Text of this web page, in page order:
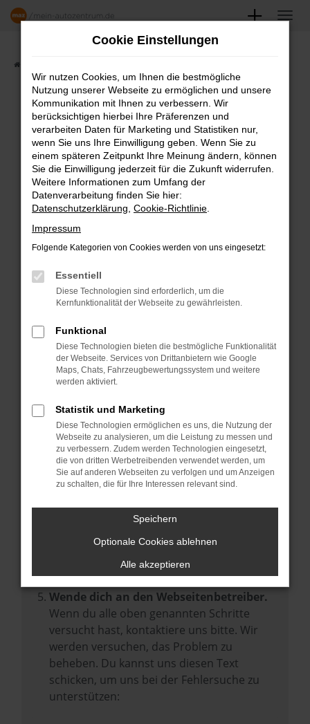
Zum
FAHRZEUGSHOWROOM
Fehler: Network Error
Beim Laden ist ein Fehler aufgetreten.
Hier sind ein paar Tipps, die dir helfen können:
Überprüfe deine Firewall und deine
Laden andere Webseiten, zum Beispiel
deine Suchmaschine?
Manche Erweiterungen, wie Werbeblocker,
können das Laden bestimmter Seiten
verhindern. Funktioniert die Seite in einem
anderen Browser oder in einem privaten
Starte dein Gerät neu.
Das kann manchmal helfen,
vorübergehende Probleme zu beheben.
Stelle sicher, dass dein Browser und dein
Betriebssystem auf dem neuesten Stand
sind.
Veraltete Software birgt nicht nur ein
Sicherheitsrisiko, sondern kann auch dazu
führen, dass bestimmte Funktionen nicht
mehr unterstützt werden.
Wende dich an den Webseitenbetreiber.
Wenn du alle oben genannten Schritte
versucht hast, kontaktiere uns bitte. Wir
werden versuchen, das Problem zu
beheben. Du kannst uns diesen Text
schicken, um uns bei der Fehlersuche zu
unterstützen:
Cookie Einstellungen
Wir nutzen Cookies, um Ihnen die bestmögliche
Nutzung unserer Webseite zu ermöglichen und unsere
Kommunikation mit Ihnen zu verbessern. Wir
berücksichtigen hierbei Ihre Präferenzen und
verarbeiten Daten für Marketing und Statistiken nur,
wenn Sie uns Ihre Einwilligung geben. Wenn Sie zu
einem späteren Zeitpunkt Ihre Meinung ändern, können
Sie die Einwilligung jederzeit für die Zukunft widerrufen.
Weitere Informationen zum Umfang der
Datenverarbeitung finden Sie hier:
Datenschutzerklärung Cookie-Richtlinie
Impressum
Folgende Kategorien von Cookies werden von uns eingesetzt:
Essentiell
Diese Technologien sind erforderlich, um die
Kernfunktionalität der Webseite zu gewährleisten.
Funktional
Diese Technologien bieten die bestmögliche Funktionalität
der Webseite. Services von Drittanbietern wie Google
Maps, Chats, Fahrzeugbewertungssystem und weitere
werden aktiviert.
Statistik und Marketing
Diese Technologien ermöglichen es uns, die Nutzung der
Webseite zu analysieren, um die Leistung zu messen und
zu verbessern. Zudem werden Technologien eingesetzt,
die von dritten Werbetreibenden verwendet werden, um
Sie auf anderen Webseiten zu verfolgen und um Anzeigen
zu schalten, die für Ihre Interessen relevant sind.
Speichern
Optionale Cookies ablehnen
Alle akzeptieren